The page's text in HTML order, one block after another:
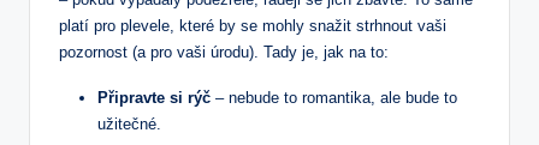
platí pro plevele, které by se mohly snažit strhnout vaši
pozornost (a pro vaši úrodu). Tady je, jak na to:
Připravte si rýč – nebude to romantika, ale bude to
užitečné.